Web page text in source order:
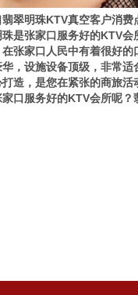
翠明珠KTV真空客户消费
是张家口服务好的KTV
在张家口人民中有着很好
，设施设备顶级，非常
造，是您在紧张的商旅
口服务好的KTV会所呢